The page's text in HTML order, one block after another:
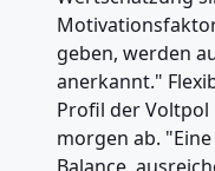
geben, werden
anerkannt."
Profil der Voltpol
morgen ab.